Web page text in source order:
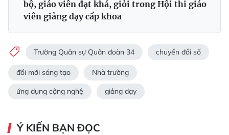
bộ, giáo viên đạt khá, giỏi trong Hội thi giáo
viên giảng dạy cấp khoa
Trường Quân sự Quân đoàn 34 chuyển đổi số
đổi mới sáng tạo Nhà trường
ứng dụng cộng nghệ giảng dạy
Ý KIẾN BẠN ĐỌC